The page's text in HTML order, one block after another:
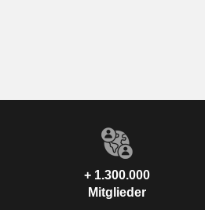
+ 1.300.000
Mitglieder